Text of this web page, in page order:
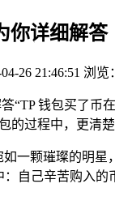
你详细解答
26 21:46:51 浏览
“TP 钱包买了币
过程中，更清
一颗璀璨的明
自己辛苦购入